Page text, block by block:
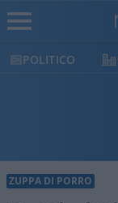
POLITICO
ZUPPA DI PORRO